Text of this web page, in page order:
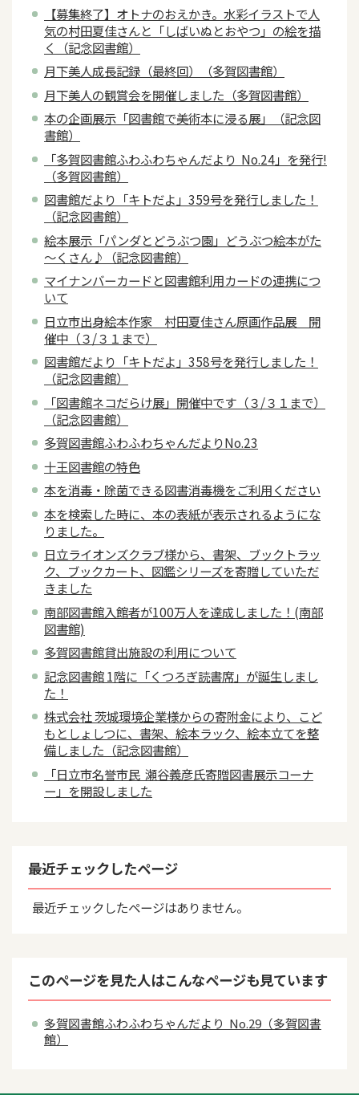
【募集終了】オトナのおえかき。水彩イラストで人
気の村田夏佳さんと「しばいぬとおやつ」の絵を描
く（記念図書館）
月下美人成長記録（最終回）（多賀図書館）
月下美人の観賞会を開催しました（多賀図書館）
本の企画展示「図書館で美術本に浸る展」（記念図
書館）
「多賀図書館ふわふわちゃんだより No.24」を発行!
（多賀図書館）
図書館だより「キトだよ」359号を発行しました！
（記念図書館）
絵本展示「パンダとどうぶつ園」どうぶつ絵本がた
～くさん♪（記念図書館）
マイナンバーカードと図書館利用カードの連携につ
いて
日立市出身絵本作家 村田夏佳さん原画作品展 開
催中（３/３１まで）
図書館だより「キトだよ」358号を発行しました！
（記念図書館）
「図書館ネコだらけ展」開催中です（３/３１まで）
（記念図書館）
多賀図書館ふわふわちゃんだよりNo.23
十王図書館の特色
本を消毒・除菌できる図書消毒機をご利用ください
本を検索した時に、本の表紙が表示されるようにな
りました。
日立ライオンズクラブ様から、書架、ブックトラッ
ク、ブックカート、図鑑シリーズを寄贈していただ
きました
南部図書館入館者が100万人を達成しました！(南部
図書館)
多賀図書館貸出施設の利用について
記念図書館 1階に「くつろぎ読書席」が誕生しまし
た！
株式会社 茨城環境企業様からの寄附金により、こど
もとしょしつに、書架、絵本ラック、絵本立てを整
備しました（記念図書館）
「日立市名誉市民 瀬谷義彦氏寄贈図書展示コーナ
ー」を開設しました
最近チェックしたページ
最近チェックしたページはありません。
このページを見た人はこんなページも見ています
多賀図書館ふわふわちゃんだより No.29（多賀図書
館）